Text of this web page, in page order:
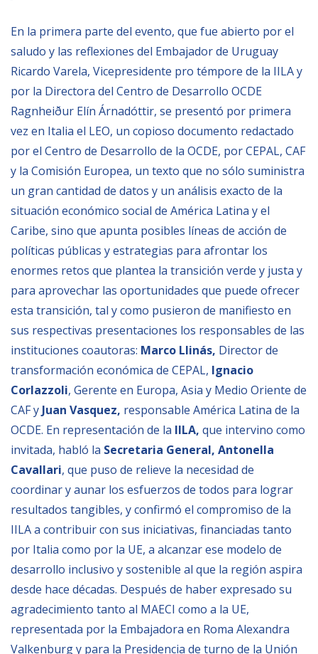
NEWSLETTER
En la primera parte del evento, que fue abierto por el
saludo y las reflexiones del Embajador de Uruguay
Ricardo Varela, Vicepresidente pro témpore de la IILA y
por la Directora del Centro de Desarrollo OCDE
Ragnheiður Elín Árnadóttir, se presentó por primera
vez en Italia el LEO, un copioso documento redactado
por el Centro de Desarrollo de la OCDE, por CEPAL, CAF
y la Comisión Europea, un texto que no sólo suministra
un gran cantidad de datos y un análisis exacto de la
situación económico social de América Latina y el
Caribe, sino que apunta posibles líneas de acción de
políticas públicas y estrategias para afrontar los
enormes retos que plantea la transición verde y justa y
para aprovechar las oportunidades que puede ofrecer
esta transición, tal y como pusieron de manifiesto en
sus respectivas presentaciones los responsables de las
instituciones coautoras: Marco Llinás, Director de
transformación económica de CEPAL, Ignacio
Corlazzoli, Gerente en Europa, Asia y Medio Oriente de
CAF y Juan Vasquez, responsable América Latina de la
OCDE. En representación de la IILA, que intervino como
invitada, habló la Secretaria General, Antonella
Cavallari, que puso de relieve la necesidad de
coordinar y aunar los esfuerzos de todos para lograr
resultados tangibles, y confirmó el compromiso de la
IILA a contribuir con sus iniciativas, financiadas tanto
por Italia como por la UE, a alcanzar ese modelo de
desarrollo inclusivo y sostenible al que la región aspira
desde hace décadas. Después de haber expresado su
agradecimiento tanto al MAECI como a la UE,
representada por la Embajadora en Roma Alexandra
Valkenburg y para la Presidencia de turno de la Unión